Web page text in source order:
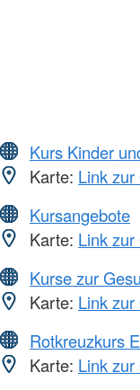
Kurs Kinder
Karte: Link
Kursangebote
Karte: Link
Kurse zur
Karte: Link
Rotkreuzkurs
Karte: Link